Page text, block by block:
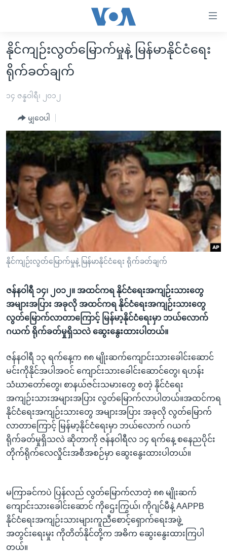
လွယ်ကူ
စေ
သည့်
Link
များ
ပင်မ
အကြောင်းအရာ
ကြည့်
ရန်
ပင်မ
အ
စာမျက်နှာ
ကျော်
ကြည့်
ရှာဖွေ
နေရာ
ကျော်
မူလစာမျက်နှာ
မြန်မာ
ကမ္ဘာ့သတင်းများ
အမေရိကန်
တရုတ်
အစ္စရေး-ပါလက်စတိုင်း
သတင်းလွတ်လပ်ခွင့်
ရပ်ဝန်းတခု လမ်းတခု အလွန်
အင်္ဂလိပ်စာလေ့လာမယ်
အမေရိကန်သုံးအီဒီယံ
မကြေးမုံရဲ့ အင်္ဂလိပ်စာ
ရုပ်ရှင်ထဲက အင်္ဂလိပ်စာ
သုတပဒေသာ အင်္ဂလိပ်စာ
အပတ်စဉ်ကဏ္ဍများ
ရေဒီယို
တီဗွီ
ရေဒီယိုနှင့်ရုပ်သံ အချက်အလက်များ
ရေဒီယို/တီဗွီအစီအစဉ်
Learning English
ဘာသာစကားများ
နိုင်ကျဉ်းလွတ်မြောက်မှုနဲ့ မြန်မာနိုင်ငံရေး
ရိုက်ခတ်ချက်
၁၄ ဇန္နဝါရီ၊ ၂၀၁၂
မျှဝေပါ
နိုင်ကျဉ်းလွတ်မြောက်မှုနဲ့ မြန်မာနိုင်ငံရေး ရိုက်ခတ်ချက်
ဇန်နဝါရီ ၁၄၊ ၂၀၁၂။ အထင်ကရ နိုင်ငံရေးအကျဉ်းသားတွေ
အများအပြား အခုလို အထင်ကရ နိုင်ငံရေးအကျဉ်းသားတွေ
လွတ်မြောက်လာတာကြောင့် မြန်မာ့နိုင်ငံရေးမှာ ဘယ်လောက်
ဂယက် ရိုက်ခတ်မှုရှိသလဲ ဆွေးနွေးထားပါတယ်။
ဇန်နဝါရီ ၁၃ ရက်နေ့က ၈၈ မျိုးဆက်ကျောင်းသားခေါင်းဆောင်
မင်းကိုနိုင်အပါအဝင် ကျောင်းသားခေါင်းဆောင်တွေ၊ ရဟန်း
သံဃာတော်တွေ၊ စာနယ်ဇင်းသမားတွေ စတဲ့ နိုင်ငံရေး
အကျဉ်းသားအများအပြား လွတ်မြောက်လာပါတယ်။အထင်ကရ
နိုင်ငံရေးအကျဉ်းသားတွေ အများအပြား အခုလို လွတ်မြောက်
လာတာကြောင့် မြန်မာ့နိုင်ငံရေးမှာ ဘယ်လောက် ဂယက်
ရိုက်ခတ်မှုရှိသလဲ ဆိုတာကို ဇန်နဝါရီလ ၁၄ ရက်နေ့ စနေညပိုင်း
တိုက်ရိုက်လေလှိုင်းအစီအစဉ်မှာ ဆွေးနွေးထားပါတယ်။
မကြာခင်ကပဲ ပြန်လည် လွတ်မြောက်လာတဲ့ ၈၈ မျိုးဆက်
ကျောင်းသားခေါင်းဆောင် ကိုဌေးကြွယ်၊ ကိုဂျင်မီနဲ့ AAPPB
နိုင်ငံရေးအကျဉ်းသားများကူညီစောင့်ရှောက်ရေးအဖွဲ့
အတွင်းရေးမှုး ကိုတိတ်နိုင်တို့က အဓိက ဆွေးနွေးထားကြပါ
တယ်။